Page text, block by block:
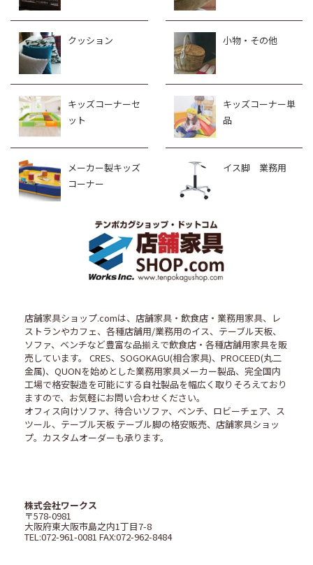
クッション 小物・その他
キッズコーナーセ
ット
キッズコーナー単
品
メーカー製キッズ
コーナー
イス脚 業務用
店舗家具ショップ.comは、店舗家具・飲食店・業務用家具、レ
ストランやカフェ、各種店舗用/業務用のイス、テーブル天板、
ソファ、ベンチなど豊富な品揃えで飲食店・各種店舗用家具を販
売しています。 CRES、SOGOKAGU(相合家具)、PROCEED(丸二
金属)、QUONを始めとした業務用家具メーカー製品、完全国内
工場で格安製造を可能にする自社製品を幅広く取りそろえており
ますので、お気軽にお問い合わせください。
オフィス向けソファ、待合いソファ、ベンチ、ロビーチェア、ス
ツール、テーブル天板 テーブル脚の格安販売、店舗家具ショッ
プ。カスタムオーダーも承ります。
株式会社ワークス
〒578-0981
大阪府東大阪市島之内1丁目7-8
TEL:072-961-0081 FAX:072-962-8484